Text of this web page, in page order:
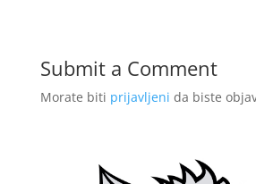
Submit a Comment
Morate biti prijavljeni da biste